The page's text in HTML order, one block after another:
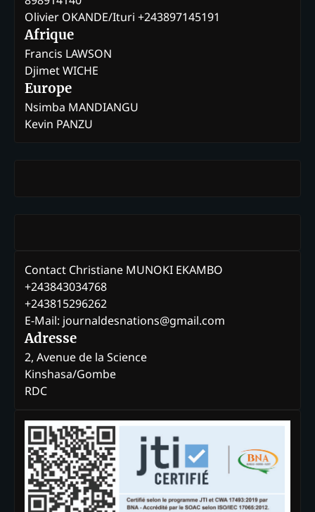
Olivier OKANDE/Ituri +243897145191
Afrique
Francis LAWSON
Djimet WICHE
Europe
Nsimba MANDIANGU
Kevin PANZU
Contact Christiane MUNOKI EKAMBO
+243843034768
+243815296262
E-Mail: journaldesnations@gmail.com
Adresse
2, Avenue de la Science
Kinshasa/Gombe
RDC